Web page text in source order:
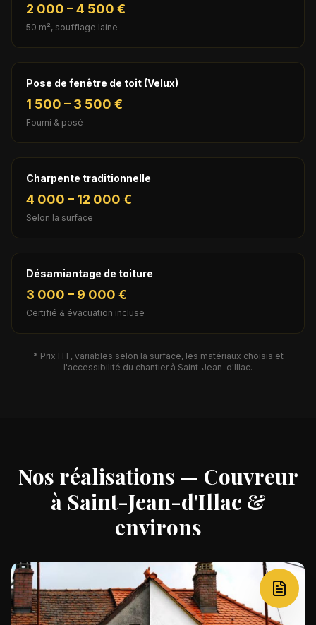
2 000 – 4 500 €
50 m², soufflage laine
Pose de fenêtre de toit (Velux)
1 500 – 3 500 €
Fourni & posé
Charpente traditionnelle
4 000 – 12 000 €
Selon la surface
Désamiantage de toiture
3 000 – 9 000 €
Certifié & évacuation incluse
* Prix HT, variables selon la surface, les matériaux choisis et
l'accessibilité du chantier à Saint-Jean-d'Illac.
Nos réalisations — Couvreur
à Saint-Jean-d'Illac &
environs